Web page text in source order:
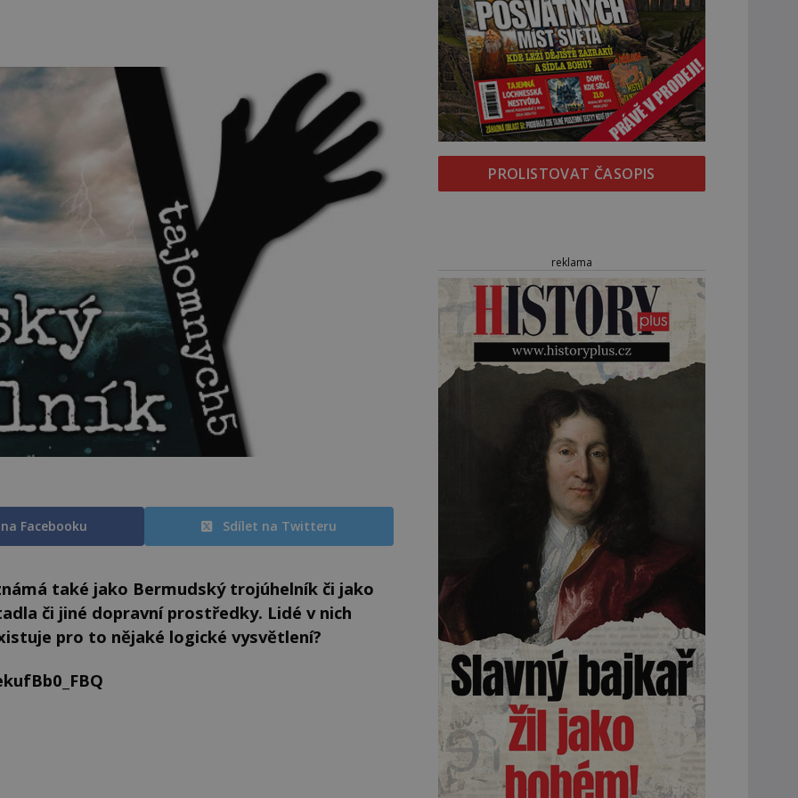
Facebooku Sdílet na Twitteru
také jako Bermudský trojúhelník či jako
či jiné dopravní prostředky. Lidé v nich
pro to nějaké logické vysvětlení?
PROLISTOVAT ČASOPIS
reklama